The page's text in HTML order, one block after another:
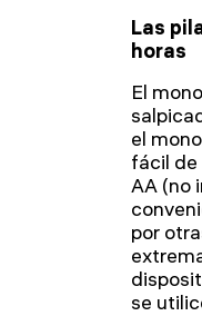
Las
horas
El
el
fácil de
AA (no
por
se